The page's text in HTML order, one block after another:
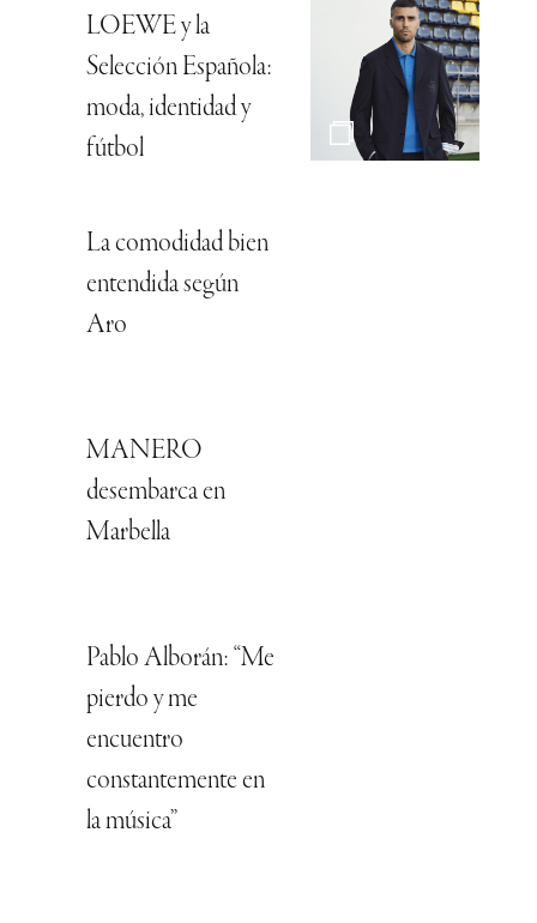
LOEWE y la
Selección Española:
moda, identidad y
fútbol
La comodidad bien
entendida según
Aro
MANERO
desembarca en
Marbella
Pablo Alborán: “Me
pierdo y me
encuentro
constantemente en
la música”